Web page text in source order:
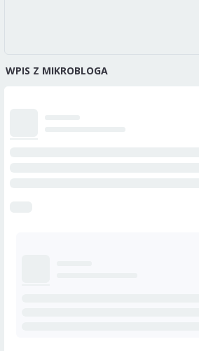
WPIS Z MIKROBLOGA